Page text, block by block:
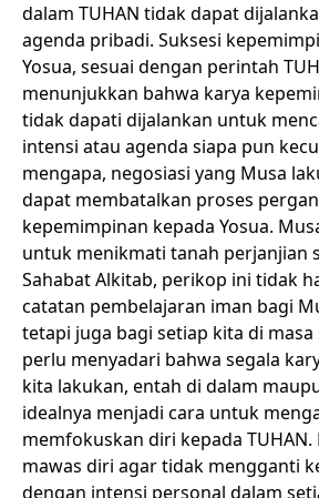
dalam TUHAN tidak dapat
agenda pribadi. Suksesi
Yosua, sesuai dengan perintah
menunjukkan bahwa karya
tidak dapati dijalankan untuk
intensi atau agenda siapa pun
mengapa, negosiasi yang Musa
dapat membatalkan proses
kepemimpinan kepada Yosua.
untuk menikmati tanah perjanjian
Sahabat Alkitab, perikop ini tidak
catatan pembelajaran iman bagi
tetapi juga bagi setiap kita di masa
perlu menyadari bahwa segala
kita lakukan, entah di dalam
idealnya menjadi cara untuk
memfokuskan diri kepada
mawas diri agar tidak mengganti
dengan intensi personal dalam